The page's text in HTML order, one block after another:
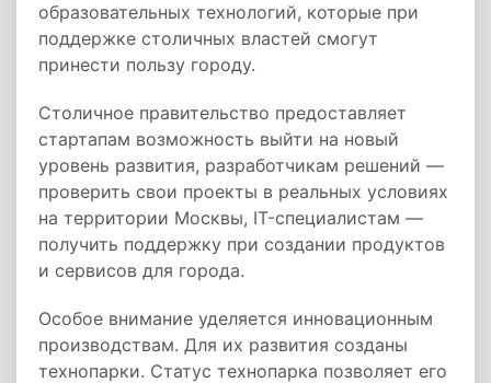
образовательных технологий, которые при
поддержке столичных властей смогут
принести пользу городу.
Столичное правительство предоставляет
стартапам возможность выйти на новый
уровень развития, разработчикам решений —
проверить свои проекты в реальных условиях
на территории Москвы, IT-специалистам —
получить поддержку при создании продуктов
и сервисов для города.
Особое внимание уделяется инновационным
производствам. Для их развития созданы
технопарки. Статус технопарка позволяет его